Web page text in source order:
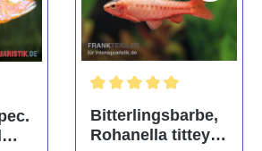
Bewertung von 5 von 5 Sternen
Bitterlingsbarbe,
Rohanella titteya,